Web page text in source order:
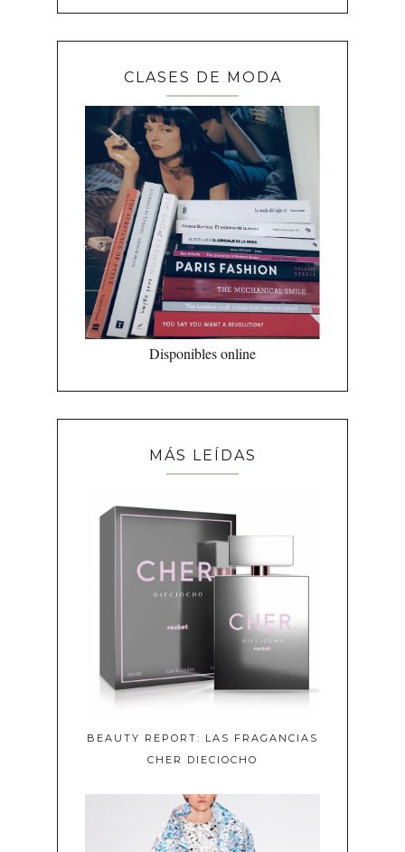
CLASES DE MODA
Disponibles online
MÁS LEÍDAS
BEAUTY REPORT: LAS FRAGANCIAS
CHER DIECIOCHO